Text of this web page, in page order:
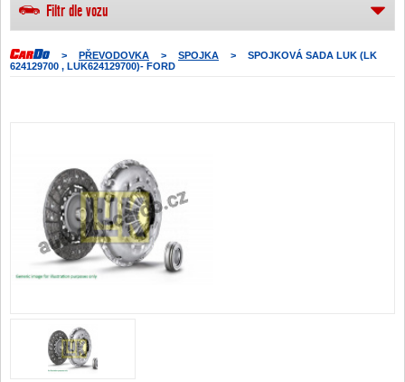
> PŘEVODOVKA > SPOJKA >
SPOJKOVÁ SADA LUK (LK
624129700 , LUK624129700)- FORD
Filtr dle vozu